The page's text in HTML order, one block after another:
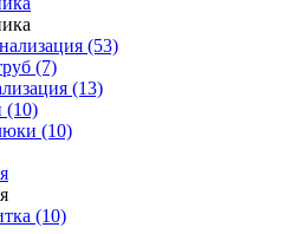
(53)
(7)
(13)
(10)
(10)
(10)